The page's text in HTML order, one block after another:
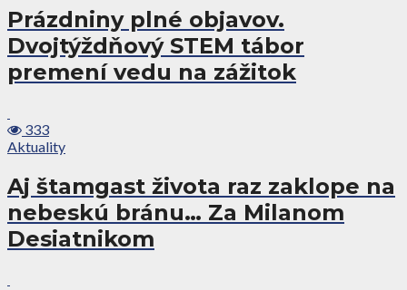
Prázdniny plné objavov.
Dvojtýždňový STEM tábor
premení vedu na zážitok
333
Aktuality
Aj štamgast života raz zaklope na
nebeskú bránu… Za Milanom
Desiatnikom